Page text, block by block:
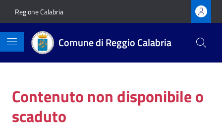
Regione Calabria
Comune di Reggio Calabria
Contenuto non disponibile o
scaduto